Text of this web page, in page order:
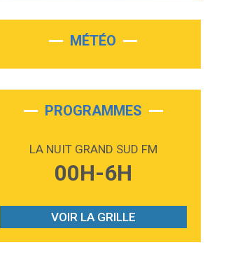
Luke Combs
Second Chance
Martin Garrix & Ed Sheeran
Outta Sight
Bruno Mars
Love sensation
Madonna
2:59
MÉTÉO
PROGRAMMES
LA NUIT GRAND SUD FM
00H-6H
VOIR LA GRILLE